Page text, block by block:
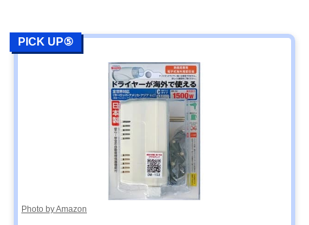
PICK UP⑤
Photo by Amazon